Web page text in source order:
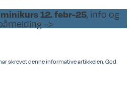
12. febr-25, info og
–>
skrevet denne informative artikkelen. God